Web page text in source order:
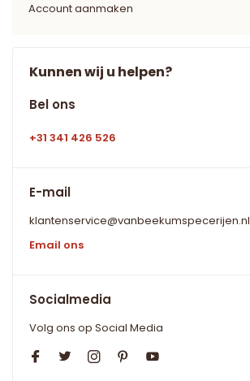
Account aanmaken
Kunnen wij u helpen?
Bel ons
+31 341 426 526
E-mail
klantenservice@vanbeekumspecerijen.nl
Email ons
Socialmedia
Volg ons op Social Media